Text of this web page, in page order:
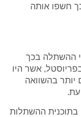
חשפו אותה
ההשתלה בכך
אשר היו
יותר בהשוואה
עת.
בתוכנית ההשתלות